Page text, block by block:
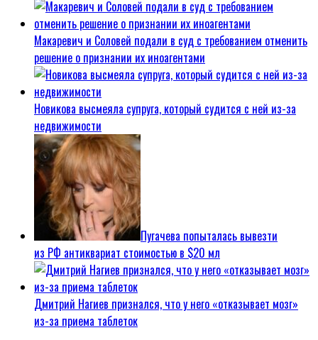
Макаревич и Соловей подали в суд с требованием отменить
решение о признании их иноагентами
Новикова высмеяла супруга, который судится с ней из-за
недвижимости
Пугачева попыталась вывезти
из РФ антиквариат стоимостью в $20 мл
Дмитрий Нагиев признался, что у него «отказывает мозг»
из-за приема таблеток